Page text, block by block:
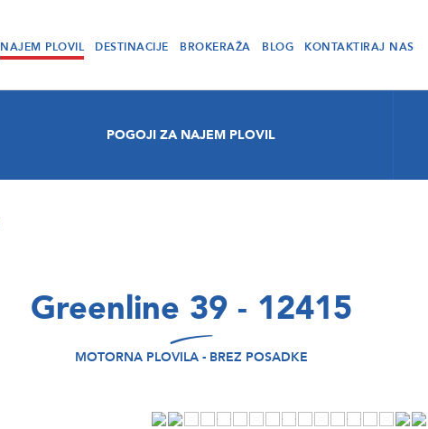
NAJEM PLOVIL DESTINACIJE BROKERAŽA BLOG KONTAKTIRAJ NAS
POGOJI ZA NAJEM PLOVIL
Greenline 39 - 12415
MOTORNA PLOVILA - BREZ POSADKE